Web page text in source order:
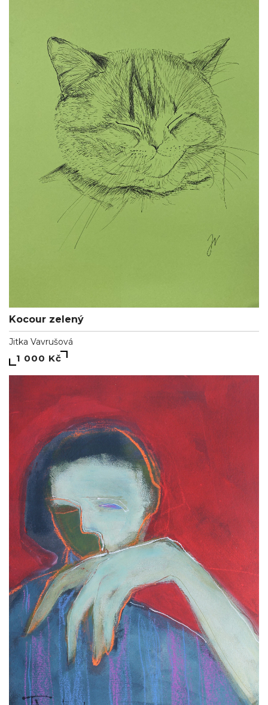
Kocour zelený
Jitka Vavrušová
1 000 Kč